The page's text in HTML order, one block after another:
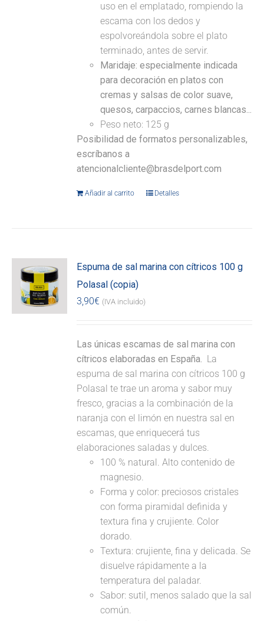
uso en el emplatado, rompiendo la
escama con los dedos y
espolvoreándola sobre el plato
terminado, antes de servir.
Maridaje: especialmente indicada
para decoración en platos con
cremas y salsas de color suave,
quesos, carpaccios, carnes blancas...
Peso neto: 125 g
Posibilidad de formatos personalizables,
escríbanos a
atencionalcliente@brasdelport.com
Añadir al carrito Detalles
Espuma de sal marina con cítricos 100 g
Polasal (copia)
3,90€ (IVA incluido)
Las únicas escamas de sal marina con
cítricos elaboradas en España. La
espuma de sal marina con cítricos 100 g
Polasal te trae un aroma y sabor muy
fresco, gracias a la combinación de la
naranja con el limón en nuestra sal en
escamas, que enriquecerá tus
elaboraciones saladas y dulces.
100 % natural. Alto contenido de
magnesio.
Forma y color: preciosos cristales
con forma piramidal definida y
textura fina y crujiente. Color
dorado.
Textura: crujiente, fina y delicada. Se
disuelve rápidamente a la
temperatura del paladar.
Sabor: sutil, menos salado que la sal
común.